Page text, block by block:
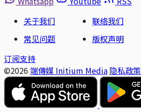
关于我们
联络我们
常见问题
版权声明
订阅支持
©2026 端傳媒 Initium Media 隐私政策